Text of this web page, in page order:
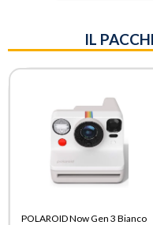
IL
POLAROID Now Gen 3 Bianco